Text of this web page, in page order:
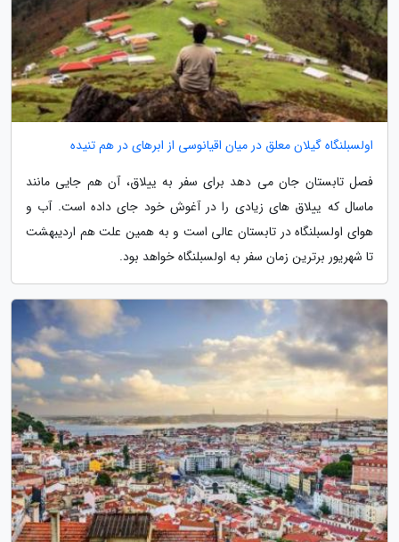
اولسبلنگاه گیلان معلق در میان اقیانوسی از ابرهای در هم تنیده
فصل تابستان جان می دهد برای سفر به ییلاق، آن هم جایی مانند
ماسال که ییلاق های زیادی را در آغوش خود جای داده است. آب و
هوای اولسبلنگاه در تابستان عالی است و به همین علت هم اردیبهشت
تا شهریور برترین زمان سفر به اولسبلنگاه خواهد بود.